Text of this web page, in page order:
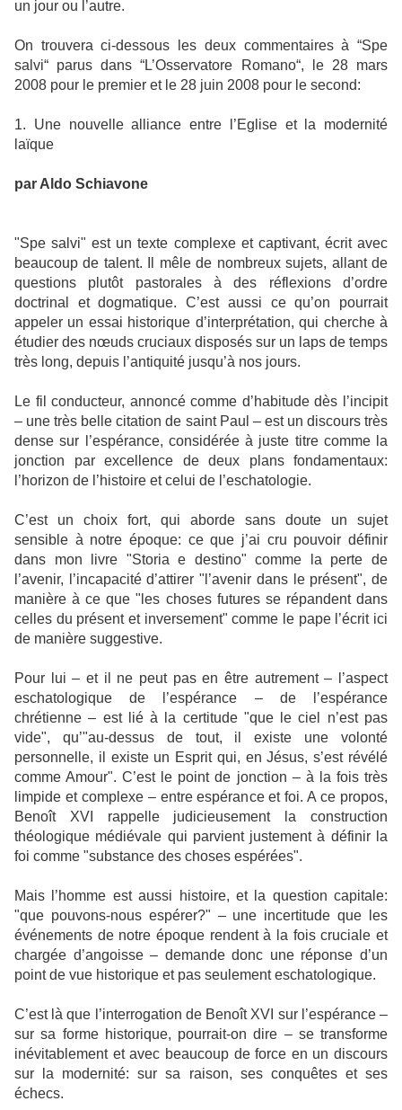
un jour ou l’autre.
On trouvera ci-dessous les deux commentaires à “Spe
salvi“ parus dans “L’Osservatore Romano“, le 28 mars
2008 pour le premier et le 28 juin 2008 pour le second:
1. Une nouvelle alliance entre l’Eglise et la modernité
laïque
par Aldo Schiavone
"Spe salvi" est un texte complexe et captivant, écrit avec
beaucoup de talent. Il mêle de nombreux sujets, allant de
questions plutôt pastorales à des réflexions d’ordre
doctrinal et dogmatique. C’est aussi ce qu’on pourrait
appeler un essai historique d’interprétation, qui cherche à
étudier des nœuds cruciaux disposés sur un laps de temps
très long, depuis l’antiquité jusqu’à nos jours.
Le fil conducteur, annoncé comme d’habitude dès l’incipit
– une très belle citation de saint Paul – est un discours très
dense sur l’espérance, considérée à juste titre comme la
jonction par excellence de deux plans fondamentaux:
l’horizon de l’histoire et celui de l’eschatologie.
C’est un choix fort, qui aborde sans doute un sujet
sensible à notre époque: ce que j’ai cru pouvoir définir
dans mon livre "Storia e destino" comme la perte de
l’avenir, l’incapacité d’attirer "l’avenir dans le présent", de
manière à ce que "les choses futures se répandent dans
celles du présent et inversement" comme le pape l’écrit ici
de manière suggestive.
Pour lui – et il ne peut pas en être autrement – l’aspect
eschatologique de l’espérance – de l’espérance
chrétienne – est lié à la certitude "que le ciel n’est pas
vide", qu’"au-dessus de tout, il existe une volonté
personnelle, il existe un Esprit qui, en Jésus, s’est révélé
comme Amour". C’est le point de jonction – à la fois très
limpide et complexe – entre espérance et foi. A ce propos,
Benoît XVI rappelle judicieusement la construction
théologique médiévale qui parvient justement à définir la
foi comme "substance des choses espérées".
Mais l’homme est aussi histoire, et la question capitale:
"que pouvons-nous espérer?" – une incertitude que les
événements de notre époque rendent à la fois cruciale et
chargée d’angoisse – demande donc une réponse d’un
point de vue historique et pas seulement eschatologique.
C’est là que l’interrogation de Benoît XVI sur l’espérance –
sur sa forme historique, pourrait-on dire – se transforme
inévitablement et avec beaucoup de force en un discours
sur la modernité: sur sa raison, ses conquêtes et ses
échecs.